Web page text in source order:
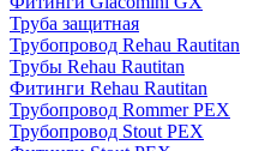
Труба защитная
Трубопровод Rehau Rautitan
Трубы Rehau Rautitan
Фитинги Rehau Rautitan
Трубопровод Rommer PEX
Трубопровод Stout PEX